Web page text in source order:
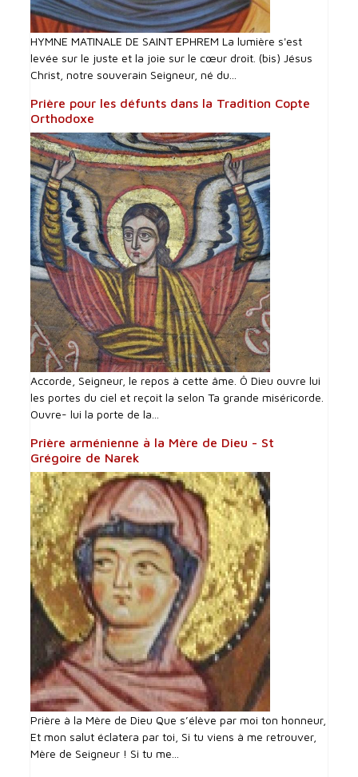
HYMNE MATINALE DE SAINT EPHREM La lumière s'est
levée sur le juste et la joie sur le cœur droit. (bis) Jésus
Christ, notre souverain Seigneur, né du...
Prière pour les défunts dans la Tradition Copte
Orthodoxe
Accorde, Seigneur, le repos à cette âme. Ô Dieu ouvre lui
les portes du ciel et reçoit la selon Ta grande miséricorde.
Ouvre- lui la porte de la...
Prière arménienne à la Mère de Dieu - St
Grégoire de Narek
Prière à la Mère de Dieu Que s’élève par moi ton honneur,
Et mon salut éclatera par toi, Si tu viens à me retrouver,
Mère de Seigneur ! Si tu me...